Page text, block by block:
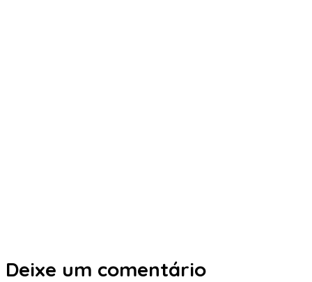
Deixe um comentário